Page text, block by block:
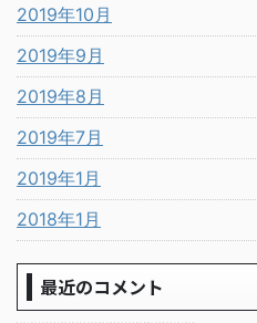
2019年10月
2019年9月
2019年8月
2019年7月
2019年1月
2018年1月
最近のコメント